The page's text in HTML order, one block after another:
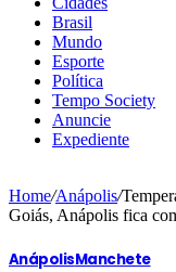
Brasil
Mundo
Esporte
Política
Tempo Society
Anuncie
Expediente
Home/Anápolis/
Goiás, Anápolis fica
AnápolisManchete